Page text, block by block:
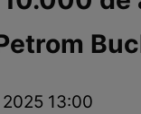
SexEvenimente
13:00